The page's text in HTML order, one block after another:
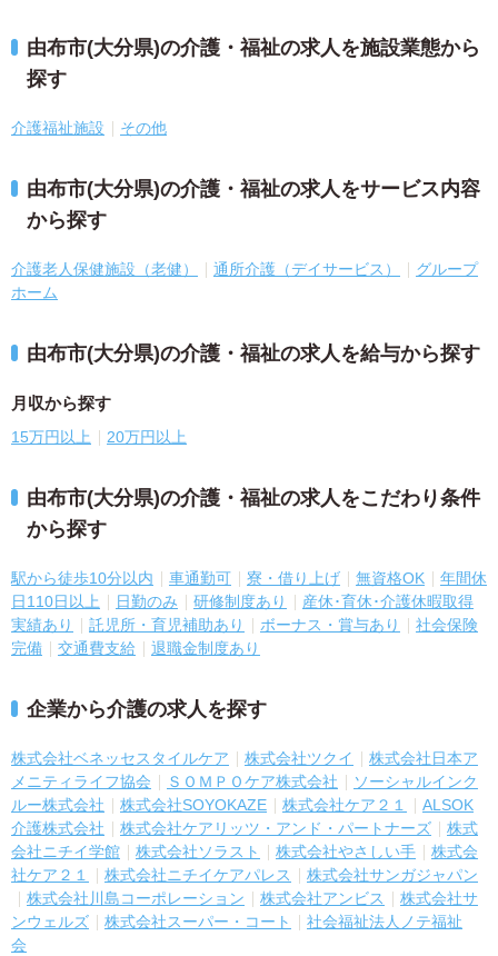
由布市(大分県)の介護・福祉の求人を施設業態から
探す
介護福祉施設 その他
由布市(大分県)の介護・福祉の求人をサービス内容
から探す
介護老人保健施設（老健） 通所介護（デイサービス）
グループ
ホーム
由布市(大分県)の介護・福祉の求人を給与から探す
月収から探す
15万円以上 20万円以上
由布市(大分県)の介護・福祉の求人をこだわり条件
から探す
駅から徒歩10分以内 車通勤可 寮・借り上げ 無資格OK
年間休
日110日以上
日勤のみ 研修制度あり
産休･育休･介護休暇取得
実績あり
託児所・育児補助あり ボーナス・賞与あり
社会保険
完備
交通費支給 退職金制度あり
企業から介護の求人を探す
株式会社ベネッセスタイルケア 株式会社ツクイ
株式会社日本ア
メニティライフ協会
ＳＯＭＰＯケア株式会社
ソーシャルインク
ルー株式会社
株式会社SOYOKAZE 株式会社ケア２１
ALSOK
介護株式会社
株式会社ケアリッツ・アンド・パートナーズ
株式
会社ニチイ学館
株式会社ソラスト 株式会社やさしい手
株式会
社ケア２１
株式会社ニチイケアパレス
株式会社サンガジャパン
株式会社川島コーポレーション
株式会社アンビス
株式会社サ
ンウェルズ
株式会社スーパー・コート
社会福祉法人ノテ福祉
会